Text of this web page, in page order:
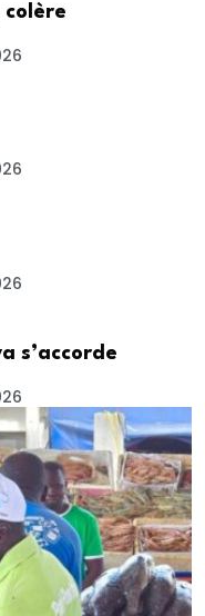
s’accorde